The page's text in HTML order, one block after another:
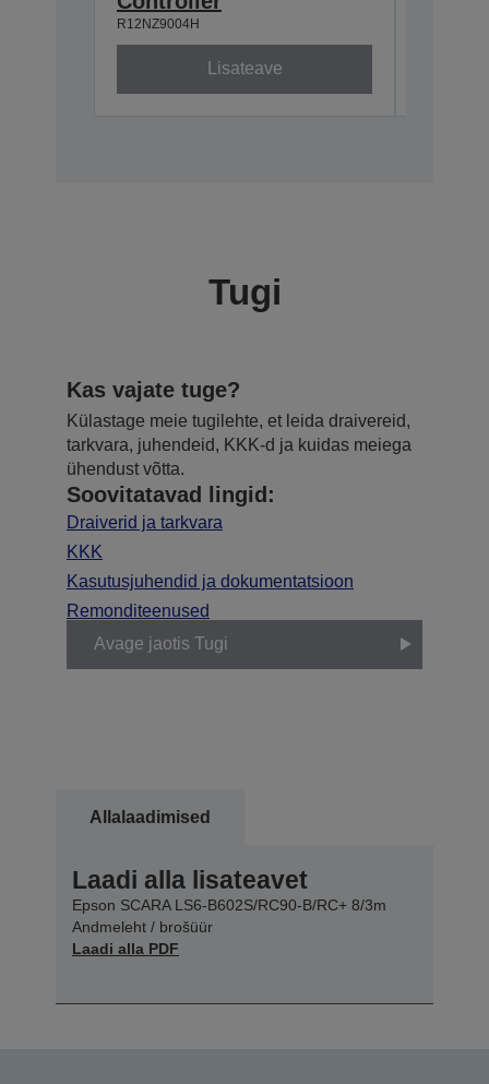
R12NZ9004H
Lisateave
Tugi
Kas vajate tuge?
Külastage meie tugilehte, et leida draivereid,
tarkvara, juhendeid, KKK-d ja kuidas meiega
ühendust võtta.
Soovitatavad lingid:
Draiverid ja tarkvara
KKK
Kasutusjuhendid ja dokumentatsioon
Remonditeenused
Avage jaotis Tugi
Allalaadimised
Laadi alla lisateavet
Epson SCARA LS6-B602S/RC90-B/RC+ 8/3m
Andmeleht / brošüür
Laadi alla PDF